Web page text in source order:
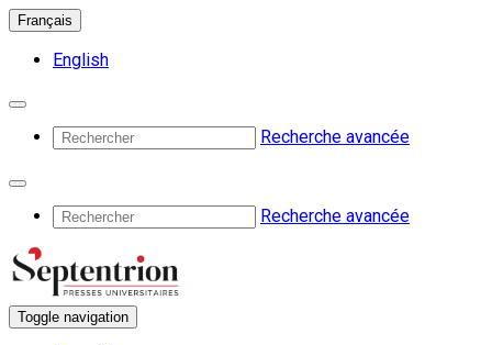
Français
English
Recherche avancée
Recherche avancée
Toggle navigation